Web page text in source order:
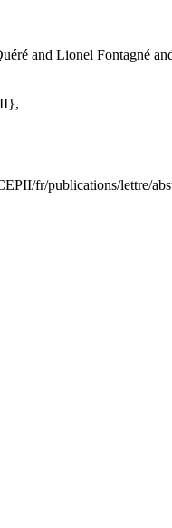
and Lionel Fontagné
fr/publications/lettre/